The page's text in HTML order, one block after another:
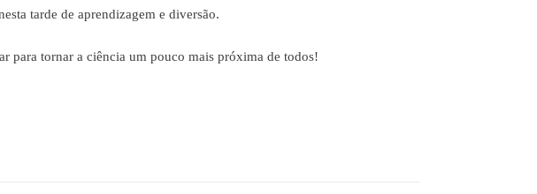
tarde de aprendizagem e diversão.
para tornar a ciência um pouco mais próxima de todos!